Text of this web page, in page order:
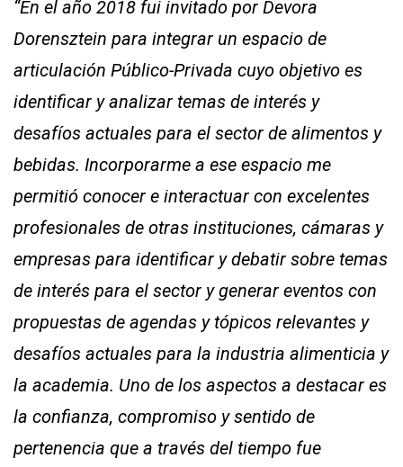
“En el año 2018 fui invitado por Devora
Dorensztein para integrar un espacio de
articulación Público-Privada cuyo objetivo es
identificar y analizar temas de interés y
desafíos actuales para el sector de alimentos y
bebidas. Incorporarme a ese espacio me
permitió conocer e interactuar con excelentes
profesionales de otras instituciones, cámaras y
empresas para identificar y debatir sobre temas
de interés para el sector y generar eventos con
propuestas de agendas y tópicos relevantes y
desafíos actuales para la industria alimenticia y
la academia. Uno de los aspectos a destacar es
la confianza, compromiso y sentido de
pertenencia que a través del tiempo fue